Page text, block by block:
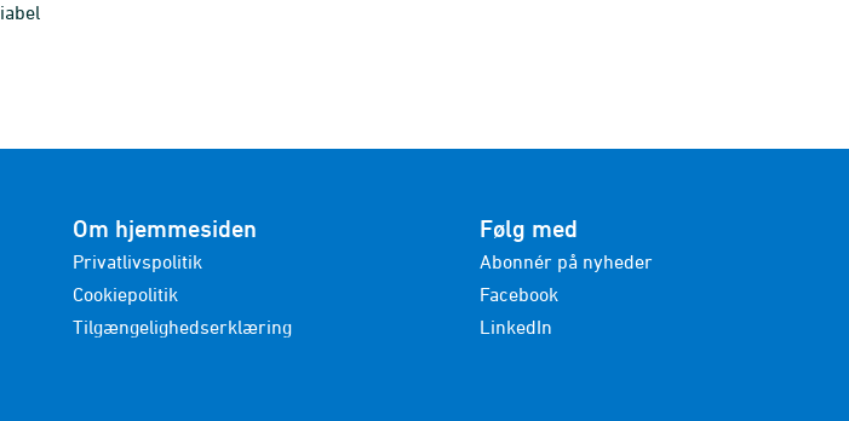
Om hjemmesiden
Privatlivspolitik
Cookiepolitik
Tilgængelighedserklæring
Følg med
Abonnér på nyheder
Facebook
LinkedIn